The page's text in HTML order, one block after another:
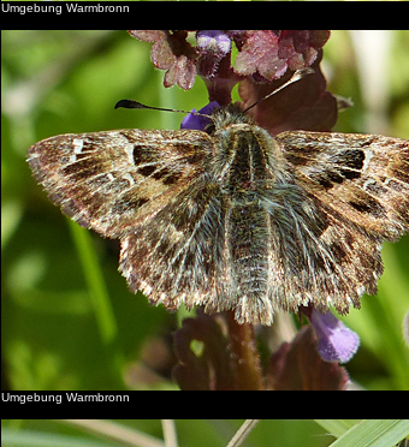
Umgebung Warmbronn
Umgebung Warmbronn